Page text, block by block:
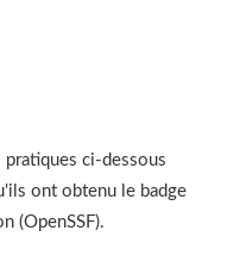
ci-dessous
ont obtenu le badge
(OpenSSF).